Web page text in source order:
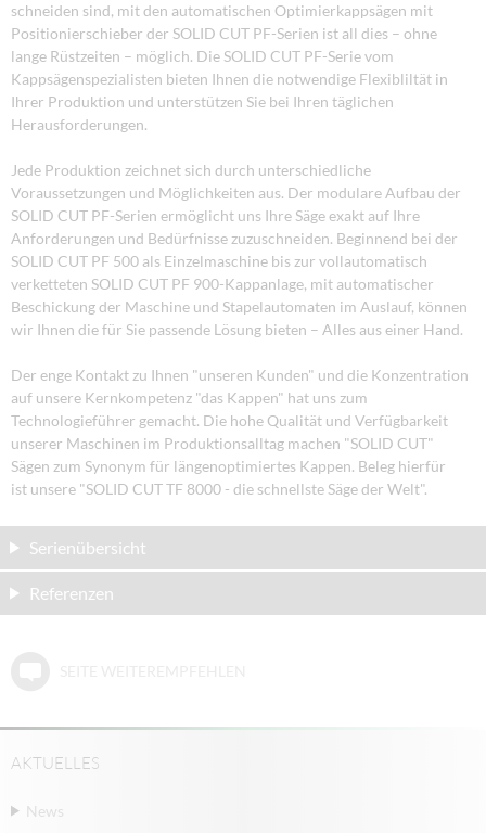
schneiden sind, mit den automatischen Optimierkappsägen mit
Positionierschieber der SOLID CUT PF-Serien ist all dies – ohne
lange Rüstzeiten – möglich. Die SOLID CUT PF-Serie vom
Kappsägenspezialisten bieten Ihnen die notwendige Flexibliltät in
Ihrer Produktion und unterstützen Sie bei Ihren täglichen
Herausforderungen.
Jede Produktion zeichnet sich durch unterschiedliche
Voraussetzungen und Möglichkeiten aus. Der modulare Aufbau der
SOLID CUT PF-Serien ermöglicht uns Ihre Säge exakt auf Ihre
Anforderungen und Bedürfnisse zuzuschneiden. Beginnend bei der
SOLID CUT PF 500 als Einzelmaschine bis zur vollautomatisch
verketteten SOLID CUT PF 900-Kappanlage, mit automatischer
Beschickung der Maschine und Stapelautomaten im Auslauf, können
wir Ihnen die für Sie passende Lösung bieten – Alles aus einer Hand.
Der enge Kontakt zu Ihnen "unseren Kunden" und die Konzentration
auf unsere Kernkompetenz "das Kappen" hat uns zum
Technologieführer gemacht. Die hohe Qualität und Verfügbarkeit
unserer Maschinen im Produktionsalltag machen "SOLID CUT"
Sägen zum Synonym für längenoptimiertes Kappen. Beleg hierfür
ist unsere "SOLID CUT TF 8000 - die schnellste Säge der Welt".
Serienübersicht
Referenzen
AKTUELLES
News